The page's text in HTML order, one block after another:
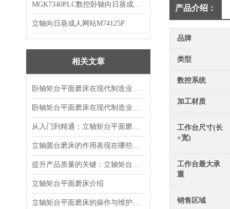
MGK7340PLC数控卧轴向日葵成人网站M7340P
立轴向日葵成人网站M74125P
相关文章
卧轴矩台平面磨床在现代制造业中的关键作用
卧轴矩台平面磨床在现代制造业的应用与发展
从入门到精通：立轴矩台平面磨床的操作与编程
立轴圆台磨床的作用表现在哪些方面?
提升产品质量的关键：立轴矩台平面磨床的应用与价值
立轴矩台平面磨床介绍
立轴矩台平面磨床的操作与维护要点
产品介绍：
品牌
类型
数控系统
加工材质
工作台尺寸(长
×宽)
工作台最大承
重
销售区域